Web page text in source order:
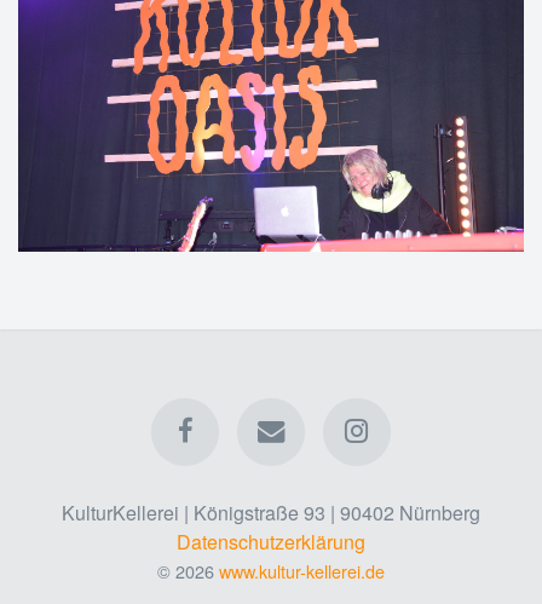
KulturKellerei | Königstraße 93 | 90402 Nürnberg
Datenschutzerklärung
© 2026www.kultur-kellerei.de